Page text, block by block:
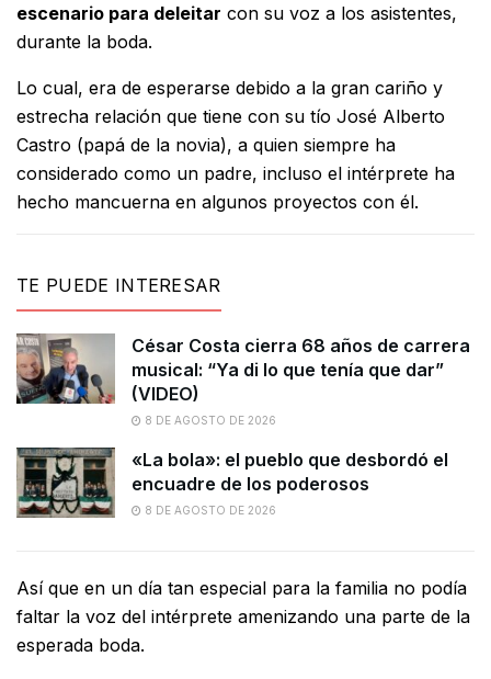
escenario para deleitar con su voz a los asistentes,
durante la boda.
Lo cual, era de esperarse debido a la gran cariño y
estrecha relación que tiene con su tío José Alberto
Castro (papá de la novia), a quien siempre ha
considerado como un padre, incluso el intérprete ha
hecho mancuerna en algunos proyectos con él.
TE PUEDE INTERESAR
César Costa cierra 68 años de carrera
musical: “Ya di lo que tenía que dar”
(VIDEO)
8 DE AGOSTO DE 2026
«La bola»: el pueblo que desbordó el
encuadre de los poderosos
8 DE AGOSTO DE 2026
Así que en un día tan especial para la familia no podía
faltar la voz del intérprete amenizando una parte de la
esperada boda.